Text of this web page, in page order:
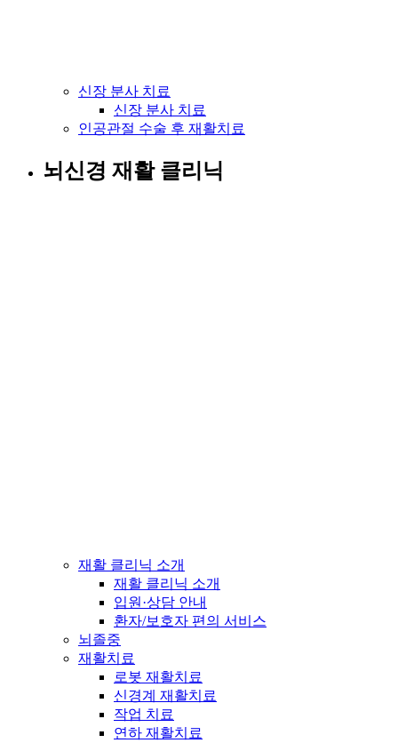
신장 분사 치료
신장 분사 치료
인공관절 수술 후 재활치료
뇌신경 재활 클리닉
재활 클리닉 소개
재활 클리닉 소개
입원·상담 안내
환자/보호자 편의 서비스
뇌졸중
재활치료
로봇 재활치료
신경계 재활치료
작업 치료
연하 재활치료